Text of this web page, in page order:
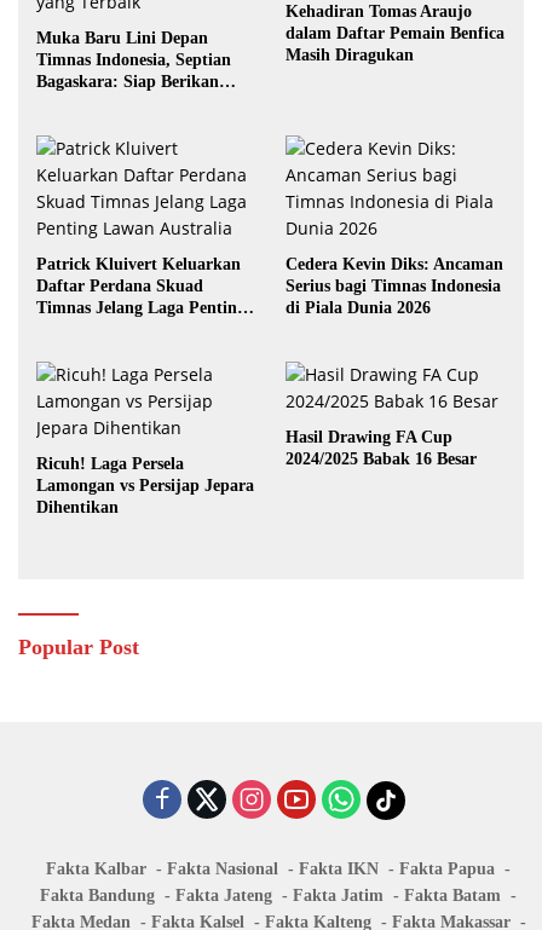
Muka Baru Lini Depan
Timnas Indonesia, Septian
Bagaskara: Siap Berikan
Kehadiran Tomas Araujo
dalam Daftar Pemain Benfica
Masih Diragukan
Patrick Kluivert Keluarkan
Daftar Perdana Skuad
Timnas Jelang Laga Penting
Cedera Kevin Diks: Ancaman
Serius bagi Timnas Indonesia
di Piala Dunia 2026
Ricuh! Laga Persela
Lamongan vs Persijap Jepara
Dihentikan
Hasil Drawing FA Cup
2024/2025 Babak 16 Besar
Popular Post
Fakta Kalbar Fakta Nasional Fakta IKN
Fakta Papua
Fakta Bandung
Fakta Jateng Fakta Jatim
Fakta Batam
Fakta Medan
Fakta Kalsel Fakta Kalteng Fakta Makassar